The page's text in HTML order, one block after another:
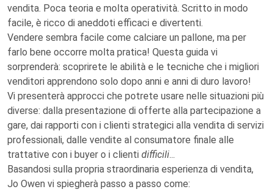
vendita. Poca teoria e molta operatività. Scritto in modo
facile, è ricco di aneddoti efficaci e divertenti.
Vendere sembra facile come calciare un pallone, ma per
farlo bene occorre molta pratica! Questa guida vi
sorprenderà: scoprirete le abilità e le tecniche che i migliori
venditori apprendono solo dopo anni e anni di duro lavoro!
Vi presenterà approcci che potrete usare nelle situazioni più
diverse: dalla presentazione di offerte alla partecipazione a
gare, dai rapporti con i clienti strategici alla vendita di servizi
professionali, dalle vendite al consumatore finale alle
trattative con i buyer o i clienti difficili...
Basandosi sulla propria straordinaria esperienza di vendita,
Jo Owen vi spiegherà passo a passo come: